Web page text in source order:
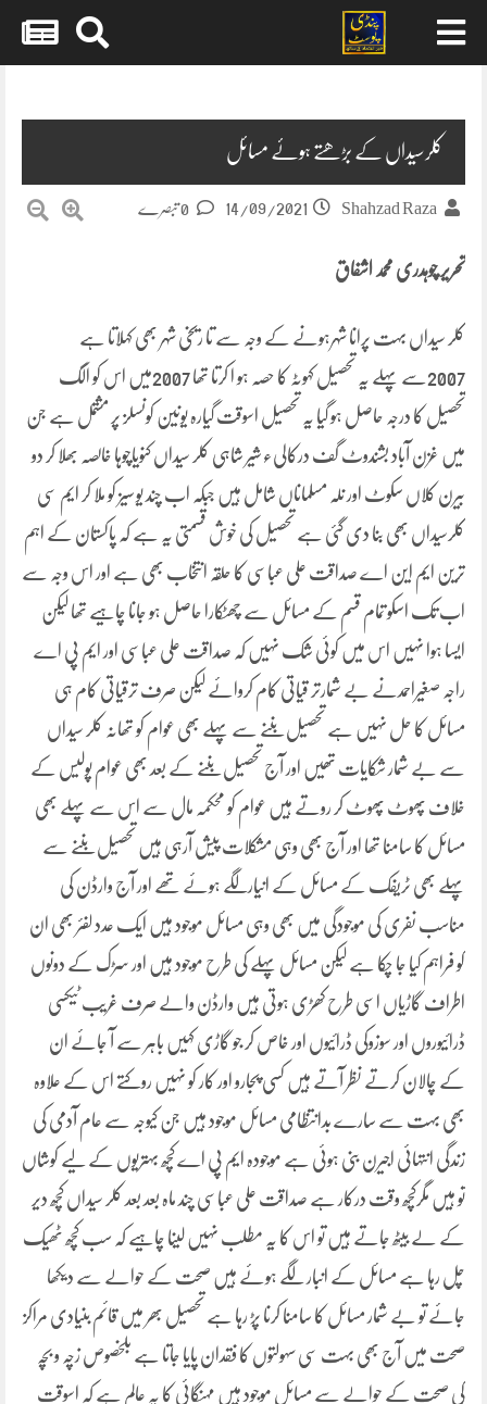
کلرسیداں کے بڑھتے ہوئے مسائل
Shahzad Raza
14/09/2021
تحریر چوہدری محمد اشفاق
کلر سیداں بہت پرانا شہرہونے کے وجہ سے تا ریخی شہر بھی کہلاتا ہے
2007سے پہلے یہ تحصیل کہوٹہ کا حصہ ہو ا کرتا تھا 2007میں اس کو الگ
تحصیل کا درجہ حاصل ہو گیا یہ تحصیل اسوقت گیارہ یونین کونسلز پر مشتمل ہے جن
میں غزن آباد بشندوٹ گف درکالیء شیر شاہی کلر سیداں کنویاچوہا خالصہ بھلا کر دو
بیرن کلاں سکوٹ اور نلہ مسلماناں شامل ہیں جبکہ اب چند یو سیز کو ملا کر ایم سی
کلرسیداں بھی بنا دی گئی ہے تحصیل کی خوش قسمتی یہ ہے کہ پاکستان کے اہم
ترین ایم این اے صداقت علی عباسی کا حلقہ انتخاب بھی ہے اور اس وجہ سے
اب تک اسکو تمام قسم کے مسائل سے چھٹکارا حاصل ہو جانا چاہیے تھا لیکن
ایسا ہوا نہیں اس میں کوئی شک نہیں کہ صداقت علی عباسی اور ایم پی اے
راجہ صغیراحمدنے بے شمارتر قیاتی کام کروائے لیکن صرف ترقیاتی کام ہی
مسائل کا حل نہیں ہے تحصیل بننے سے پہلے بھی عوام کو تھانہ کلر سیداں
سے بے شمار شکایات تھیں اور آج تحصیل بننے کے بعد بھی عوام پولیس کے
خلاف پھوٹ پھوٹ کر روتے ہیں عوام کو محکمہ مال سے اس سے پہلے بھی
مسائل کا سامنا تھا اور آج بھی وہی مشکلات پیش آرہی ہیں تحصیل بننے سے
پہلے بھی ٹریفک کے مسائل کے انیارلگے ہوئے تھے اور آج وارڈن کی
مناسب نفری کی موجودگی میں بھی وہی مسائل موجود ہیں ایک عدد لفئر بھی ان
کو فراہم کیا جا چکا ہے لیکن مسائل پہلے کی طرح موجود ہیں اور سڑک کے دونوں
اطراف گاڑیاں اسی طرح کھڑی ہوتی ہیں وارڈن والے صرف غریب ٹیکسی
ڈرائیوروں اور سوزوکی ڈرائیوں اور خاص کر جو گاڑی کہیں باہر سے آ جائے ان
کے چالان کرتے نظر آتے ہیں کسی پجارو اور کار کو نہیں روکتے اس کے علاوہ
بھی بہت سے سارے بدانتظامی مسائل موجود ہیں جن کیوجہ سے عام آدمی کی
زندگی انتہائی اجیرن بنی ہوئی ہے موجودہ ایم پی اے کچھ بہتریوں کے لیے کوشاں
تو ہیں مگرکچھ وقت درکار ہے صداقت علی عباسی چند ماہ بعد بعد کلر سیداں کچھ دیر
کے لے بیٹھ جاتے ہیں تو اس کا یہ مطلب نہیں لینا چاہیے کہ سب کچھ ٹھیک
چل رہا ہے مسائل کے انبار لگے ہوئے ہیں صحت کے حوالے سے دیکھا
جائے تو بے شمار مسائل کا سامنا کرنا پڑ رہا ہے تحصیل بھر میں قائم بنیادی مراکز
صحت میں آج بھی بہت سی سہولتوں کا فقدان پایا جاتا ہے بلخصوص زچہ و بچہ
کی صحت کے حوالے سے مسائل موجود ہیں مہنگائی کا یہ عالم ہے کہ اسوقت